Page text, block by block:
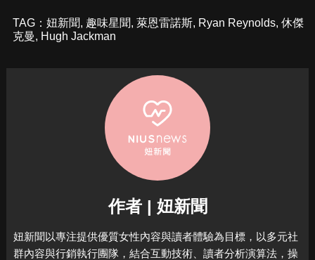
TAG： 妞新聞, 趣味星聞, 萊恩雷諾斯, Ryan Reynolds, 休傑
克曼, Hugh Jackman
作者 | 妞新聞
妞新聞以專注提供優質女性內容與讀者體驗為目標， 以多元社
群內容與行銷執行團隊，結合互動技術、讀者分析演算法， 操